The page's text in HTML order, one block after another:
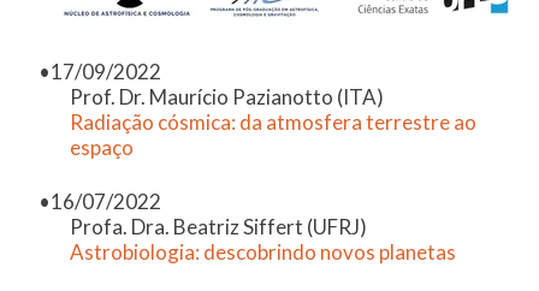
17/09/2022
Prof. Dr. Maurício Pazianotto (ITA)
Radiação cósmica: da atmosfera terrestre ao
espaço
16/07/2022
Profa. Dra. Beatriz Siffert (UFRJ)
Astrobiologia: descobrindo novos planetas